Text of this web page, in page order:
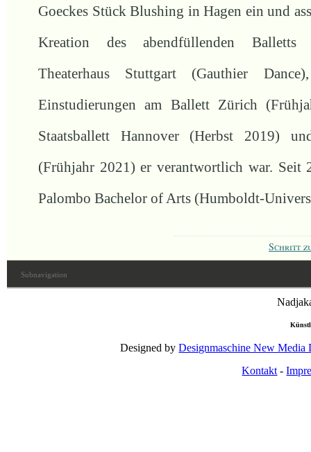
Goeckes Stück Blushing in Hagen ein und
Kreation des abendfüllenden
Theaterhaus Stuttgart (Gauthier
Einstudierungen am Ballett Zürich
Staatsballett Hannover (Herbst 2019)
(Frühjahr 2021) er verantwortlich war. Seit
Palombo Bachelor of Arts (Humboldt-
Schritt
Subnavigation
Designed byDesignmaschine New Media
Kontakt -